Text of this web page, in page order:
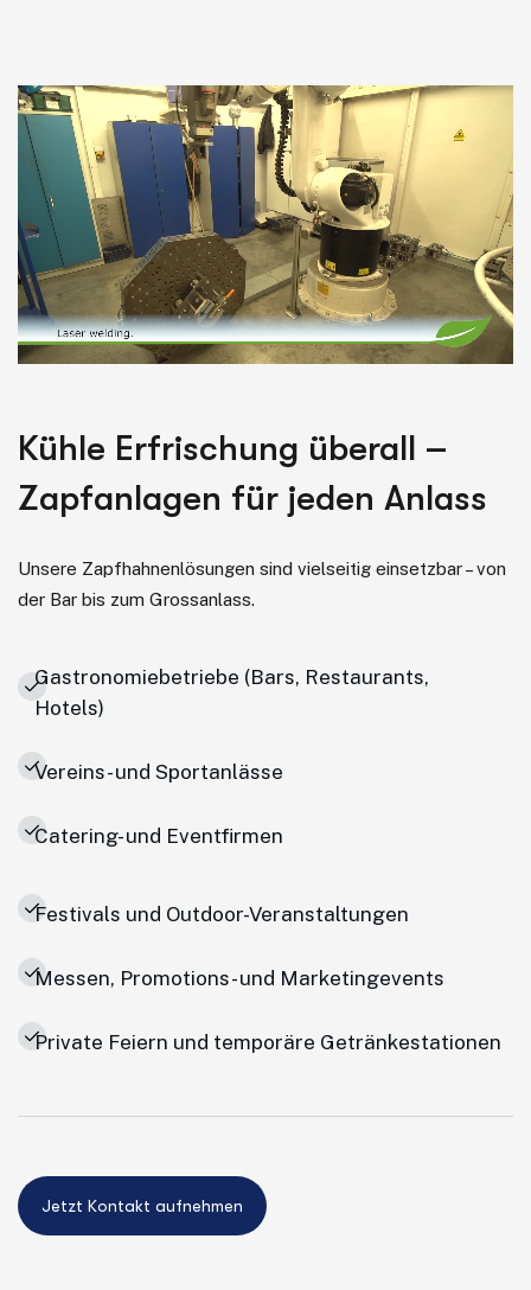
Kühle Erfrischung überall –
Zapfanlagen für jeden Anlass
Unsere Zapfhahnenlösungen sind vielseitig einsetzbar – von
der Bar bis zum Grossanlass.
Gastronomiebetriebe (Bars, Restaurants,
Hotels)
Vereins- und Sportanlässe
Catering- und Eventfirmen
Festivals und Outdoor-Veranstaltungen
Messen, Promotions- und Marketingevents
Private Feiern und temporäre Getränkestationen